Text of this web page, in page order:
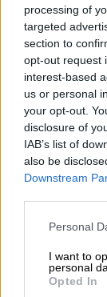
processing of
targeted
section to
opt-out request
interest-based
us or personal
your opt-out.
disclosure of
IAB’s list of
also be
Downstream
Please note
not limited to
grant or deny
use your data
Personal
I want to
personal
Opted In
Lifestyle |
Άρης
το Θεό -
από τα
Ο Άρης
και εξηγεί
που του